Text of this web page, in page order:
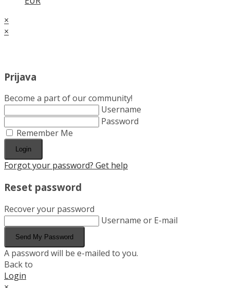
×
×
Prijava
Become a part of our community!
Username
Password
Remember Me
Login
Forgot your password? Get help
Reset password
Recover your password
Username or E-mail
Send My Password
A password will be e-mailed to you.
Back to
Login